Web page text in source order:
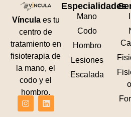
Vínculaes tu
centro de
tratamiento en
fisioterapia de
la mano, el
codo y el
hombro.
Especialidades
Mano
Codo
Hombro
Lesiones
Escalada